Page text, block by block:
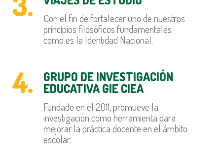
Con el fin de fortalecer uno de nuestros
principios filosóficos fundamentales
como es la Identidad Nacional.
4. GRUPO DE INVESTIGACIÓN
EDUCATIVA GIE CIEA
Fundado en el 2011, promueve la
investigación como herramienta para
mejorar la práctica docente en el ámbito
escolar.